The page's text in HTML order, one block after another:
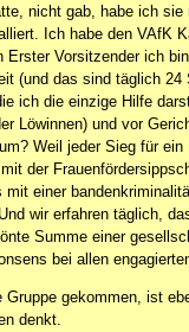
nicht gab, habe ich
Ich habe den VAfK
Erster Vorsitzender ich
(und das sind täglich
ich die einzige Hilfe
Löwinnen) und vor
Weil jeder Sieg für
der
einer
wir erfahren täglich,
Summe einer
bei allen
gekommen, ist
denkt.